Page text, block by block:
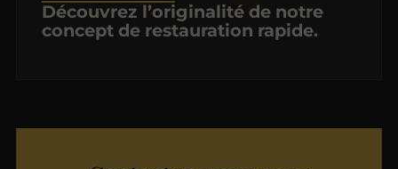
Découvrez l’originalité de notre
concept de restauration rapide.